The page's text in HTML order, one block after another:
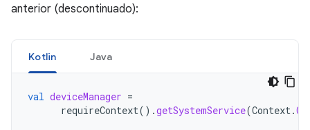
anterior (descontinuado):
Kotlin Java
val deviceManager =
requireContext().getSystemService(Context .